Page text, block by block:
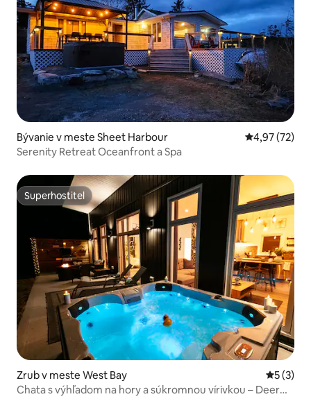
Bývanie v meste Sheet Harbour Priemerné
4,97 (72)
Serenity Retreat Oceanfront a Spa
Superhostiteľ
Superhostiteľ
Zrub v meste West Bay
5 (3)
Chata s výhľadom na hory a súkromnou vírivkou – Deer